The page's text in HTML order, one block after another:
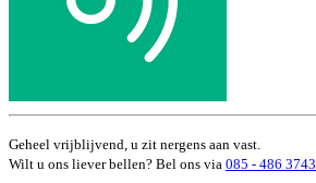
Geheel vrijblijvend, u zit nergens aan vast.
Wilt u ons liever bellen? Bel ons via 085 - 486 3743